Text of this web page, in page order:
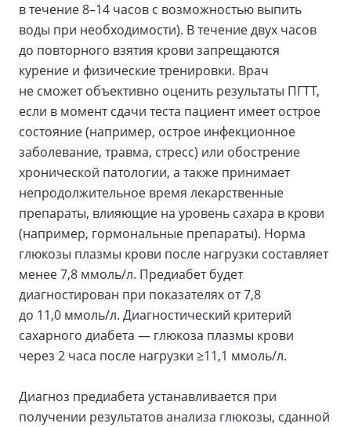
в течение 8–14 часов с возможностью выпить
воды при необходимости). В течение двух часов
до повторного взятия крови запрещаются
курение и физические тренировки. Врач
не сможет объективно оценить результаты ПГТТ,
если в момент сдачи теста пациент имеет острое
состояние (например, острое инфекционное
заболевание, травма, стресс) или обострение
хронической патологии, а также принимает
непродолжительное время лекарственные
препараты, влияющие на уровень сахара в крови
(например, гормональные препараты). Норма
глюкозы плазмы крови после нагрузки составляет
менее 7,8 ммоль/л. Предиабет будет
диагностирован при показателях от 7,8
до 11,0 ммоль/л. Диагностический критерий
сахарного диабета — глюкоза плазмы крови
через 2 часа после нагрузки ≥11,1 ммоль/л.
Диагноз предиабета устанавливается при
получении результатов анализа глюкозы, сданной